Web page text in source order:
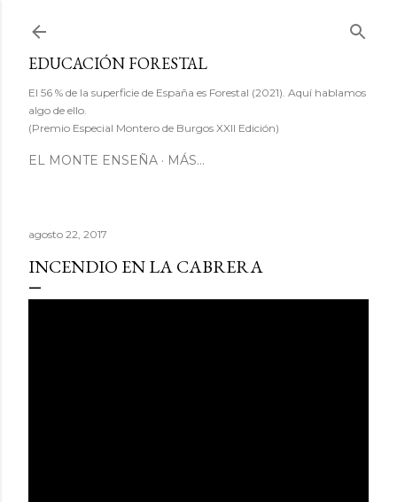
EDUCACIÓN FORESTAL
El 56 % de la superficie de España es Forestal (2021). Aquí hablamos
algo de ello.
(Premio Especial Montero de Burgos XXII Edición)
EL MONTE ENSEÑA MÁS…
agosto 22, 2017
INCENDIO EN LA CABRERA